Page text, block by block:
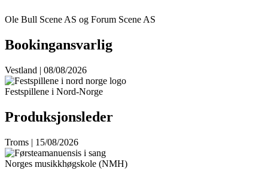
Ole Bull Scene AS og Forum Scene AS
Bookingansvarlig
Vestland | 08/08/2026
Festspillene i Nord-Norge
Produksjonsleder
Troms | 15/08/2026
Norges musikkhøgskole (NMH)